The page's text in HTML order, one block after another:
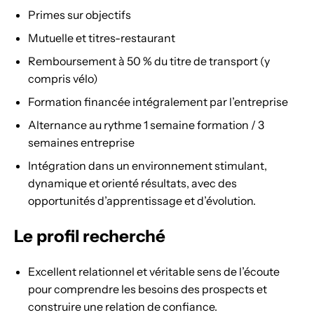
Primes sur objectifs
Mutuelle et titres-restaurant
Remboursement à 50 % du titre de transport (y
compris vélo)
Formation financée intégralement par l’entreprise
Alternance au rythme 1 semaine formation / 3
semaines entreprise
Intégration dans un environnement stimulant,
dynamique et orienté résultats, avec des
opportunités d’apprentissage et d’évolution.
Le profil recherché
Excellent relationnel et véritable sens de l’écoute
pour comprendre les besoins des prospects et
construire une relation de confiance.